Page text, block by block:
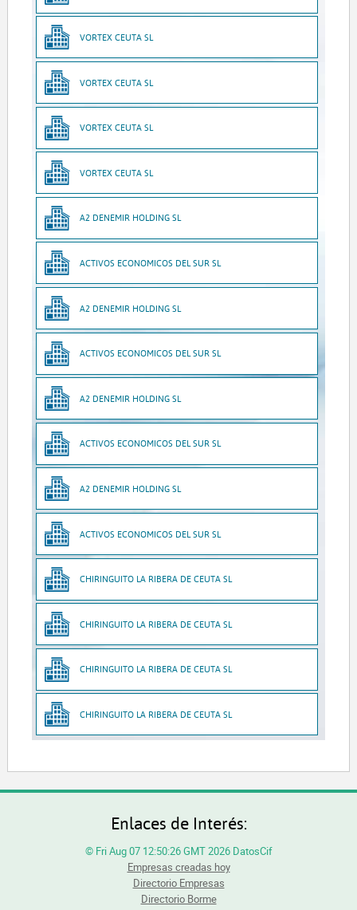
VORTEX CEUTA SL
VORTEX CEUTA SL
VORTEX CEUTA SL
VORTEX CEUTA SL
A2 DENEMIR HOLDING SL
ACTIVOS ECONOMICOS DEL SUR SL
A2 DENEMIR HOLDING SL
ACTIVOS ECONOMICOS DEL SUR SL
A2 DENEMIR HOLDING SL
ACTIVOS ECONOMICOS DEL SUR SL
A2 DENEMIR HOLDING SL
ACTIVOS ECONOMICOS DEL SUR SL
CHIRINGUITO LA RIBERA DE CEUTA SL
CHIRINGUITO LA RIBERA DE CEUTA SL
CHIRINGUITO LA RIBERA DE CEUTA SL
CHIRINGUITO LA RIBERA DE CEUTA SL
Enlaces de Interés:
© Fri Aug 07 12:50:26 GMT 2026 DatosCif
Empresas creadas hoy
Directorio Empresas
Directorio Borme